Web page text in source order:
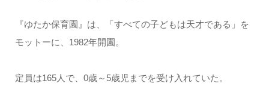
『ゆたか保育園』は、「すべての子どもは天才である」を
モットーに、1982年開園。
定員は165人で、0歳～5歳児までを受け入れていた。